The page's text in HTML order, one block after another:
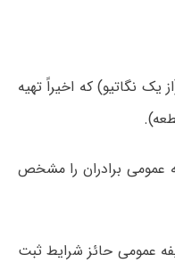
تمام رخ (از یک نگاتیو) که اخیراً تهیه
برادران را مشخص
عمومی حائز شرایط ثبت